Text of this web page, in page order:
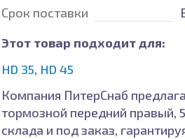
Срок поставки
Этот товар подходит для:
HD 35, HD 45
Компания ПитерСнаб
тормозной передний правый,
склада и под заказ,